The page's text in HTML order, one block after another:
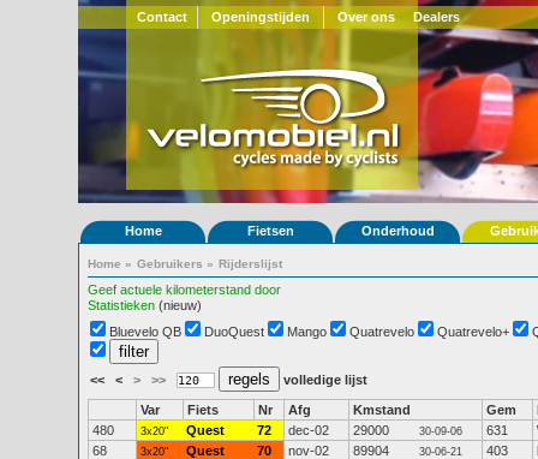
Contact Openingstijden Over ons Dealers
Home Fietsen Onderhoud
Home » Gebruikers » Rijderslijst
Geef actuele kilometerstand door
Statistieken (nieuw)
Bluevelo QB
DuoQuest Mango Quatrevelo Quatrevelo+
<< < > >> volledige lijst
Var Fiets Nr Afg Kmstand Gem
480
3x20" Quest 72 dec-02 29000 30-09-06 631
68
3x20" Quest 70 nov-02 89904 30-06-21 403